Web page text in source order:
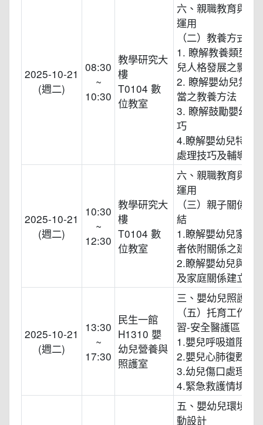
2025-10-21
(週二)
08:30
~
10:30
教學研究大
樓
T0104 數
位教室
六、親職教育與社
運用
（二）教養方式
1. 瞭解教養類型對
兒人格發展之影響
2. 瞭解嬰幼兒氣質
當之教養方法
3. 瞭解鼓勵嬰幼兒
巧
4.瞭解嬰幼兒特殊
處理技巧及輔導方
2025-10-21
(週二)
10:30
~
12:30
教學研究大
樓
T0104 數
位教室
六、親職教育與社
運用
（三）親子關係與
結
1.瞭解嬰幼兒家人/
者依附關係之建立
2.瞭解嬰幼兒與其
及家庭關係建立之
2025-10-21
(週二)
13:30
~
17:30
民生一館
H1310 嬰
幼兒營養與
照護室
三、嬰幼兒照護技
（五）托育工作實
習-安全醫護區
1.嬰兒呼吸道阻塞
2.嬰兒心肺復甦術
3.幼兒傷口處理
4.緊急救護情境演
五、嬰幼兒環境規
動設計